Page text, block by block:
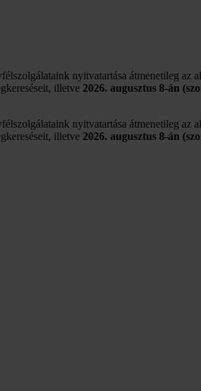
nyitvatartása átmenetileg az
illetve 2026. augusztus 8-án
nyitvatartása átmenetileg az
illetve 2026. augusztus 8-án